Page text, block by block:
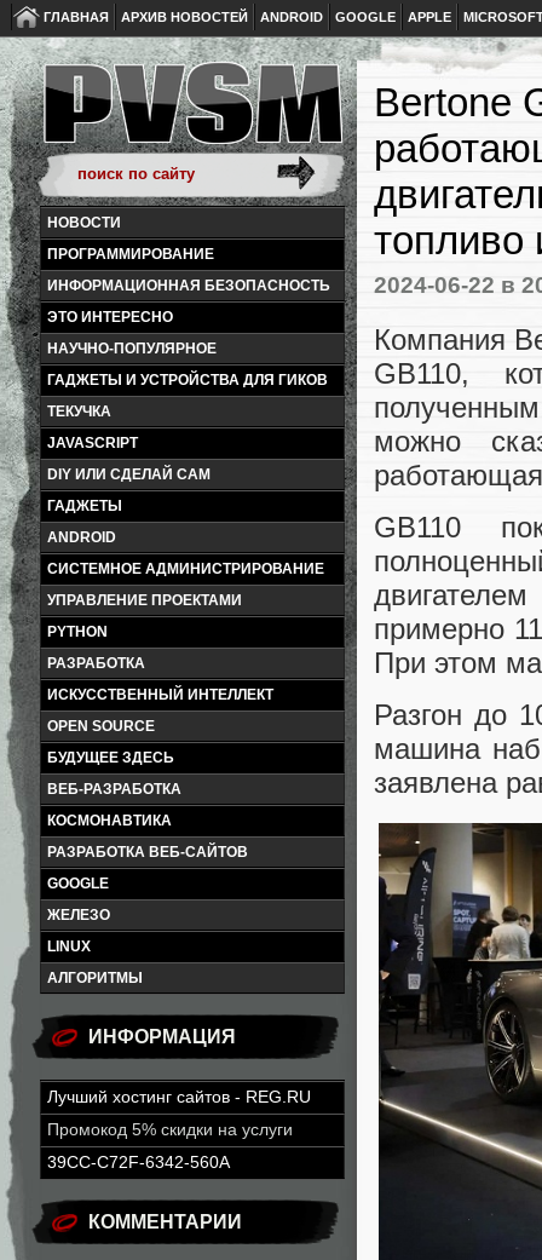
ГЛАВНАЯ АРХИВ НОВОСТЕЙ ANDROID GOOGLE APPLE
НОВОСТИ
ПРОГРАММИРОВАНИЕ
ИНФОРМАЦИОННАЯ БЕЗОПАСНОСТЬ
ЭТО ИНТЕРЕСНО
НАУЧНО-ПОПУЛЯРНОЕ
ГАДЖЕТЫ И УСТРОЙСТВА ДЛЯ ГИКОВ
ТЕКУЧКА
JAVASCRIPT
DIY ИЛИ СДЕЛАЙ САМ
ГАДЖЕТЫ
ANDROID
СИСТЕМНОЕ АДМИНИСТРИРОВАНИЕ
УПРАВЛЕНИЕ ПРОЕКТАМИ
PYTHON
РАЗРАБОТКА
ИСКУССТВЕННЫЙ ИНТЕЛЛЕКТ
OPEN SOURCE
БУДУЩЕЕ ЗДЕСЬ
ВЕБ-РАЗРАБОТКА
КОСМОНАВТИКА
РАЗРАБОТКА ВЕБ-САЙТОВ
GOOGLE
ЖЕЛЕЗО
LINUX
АЛГОРИТМЫ
ИНФОРМАЦИЯ
Лучший хостинг сайтов - REG.RU
Промокод 5% скидки на услуги
39CC-C72F-6342-560A
КОММЕНТАРИИ
Bertone
топливо
2024-06-22 в
Компания
GB110,
можно
GB110
примерно
При этом
Разгон до
машина
заявлена